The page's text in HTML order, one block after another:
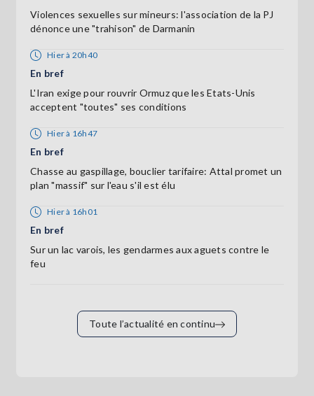
Violences sexuelles sur mineurs: l'association de la PJ
dénonce une "trahison" de Darmanin
Hier à 20h40
En bref
L'Iran exige pour rouvrir Ormuz que les Etats-Unis
acceptent "toutes" ses conditions
Hier à 16h47
En bref
Chasse au gaspillage, bouclier tarifaire: Attal promet un
plan "massif" sur l'eau s'il est élu
Hier à 16h01
En bref
Sur un lac varois, les gendarmes aux aguets contre le
feu
Toute l’actualité en continu